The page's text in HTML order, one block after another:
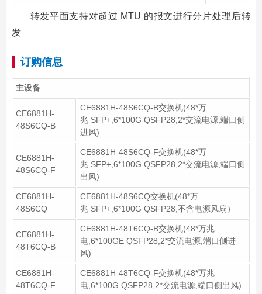
转发平面支持对超过 MTU 的报文进行分片处理后转
发
订购信息
主设备
CE6881H-
48S6CQ-B
CE6881H-48S6CQ-B交换机(48*万
兆 SFP+,6*100G QSFP28,2*交流电源,端口侧
进风)
CE6881H-
48S6CQ-F
CE6881H-48S6CQ-F交换机(48*万
兆 SFP+,6*100G QSFP28,2*交流电源,端口侧
出风)
CE6881H-
48S6CQ
CE6881H-48S6CQ交换机(48*万
兆 SFP+,6*100G QSFP28,不含电源风扇）
CE6881H-
48T6CQ-B
CE6881H-48T6CQ-B交换机(48*万兆
电,6*100GE QSFP28,2*交流电源,端口侧进
风)
CE6881H-
48T6CQ-F
CE6881H-48T6CQ-F交换机(48*万兆
电,6*100G QSFP28,2*交流电源,端口侧出风)